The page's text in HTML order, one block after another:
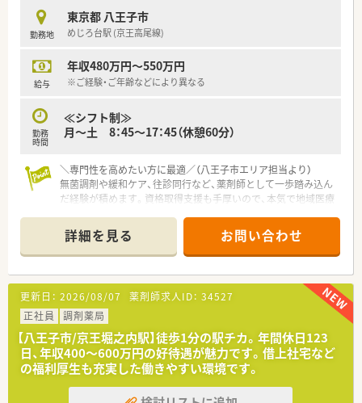
◎こんな薬局です◎
■17時閉局の希少な店舗です。
■社員同士の仲が良く、お互いの意見交換がしやすい風通しの良
■門前の精神科病院からの処方箋はもちろん、精神科在宅にも数
多く携わっています。精神科領域に強くなりたい方、大歓迎で
勤務地
東京都 八王子市
めじろ台駅 (京王高尾線)
給与
年収480万円～550万円
※ご経験・ご年齢などにより異なる
勤務
時間
≪シフト制≫
月～土 8：45～17：45（休憩60分）
＼専門性を高めたい方に最適／（八王子市エリア担当より）
無菌調剤や緩和ケア、往診同行など、薬剤師として一歩踏み込ん
だ経験が積めます。資格取得支援も手厚いので、本気で地域医療
＊------------------------------------------＊
【店舗情報と応需状況について】
■めじろ台駅から徒歩10分の立地で、総合病院門前として多岐
にわたる科目の処方箋を1日約130枚ほど応需しています。
■在宅業務は施設と居宅を合わせて約400名分を対応しており、
地域における医療の要として非常に高い信頼を得ています。
■クリーンベンチを完備し麻薬の採用品目も40種を超えるた
め、高度な調剤スキルが求められる緩和ケアにも対応可能です。
【募集背景と求める人物像について】
■在宅医療へのニーズ拡大に伴う増員募集で、特に若手から中堅
層の、地域医療に情熱を持って取り組める方を求めています。
詳細を見る お問い合わせ
更新日： 2026/08/07 薬剤師求人ID： 34527
正社員
調剤薬局
【八王子市/京王堀之内駅】徒歩1分の駅チカ。年間休日123
日、年収400〜600万円の好待遇が魅力です。借上社宅など
の福利厚生も充実した働きやすい環境です。